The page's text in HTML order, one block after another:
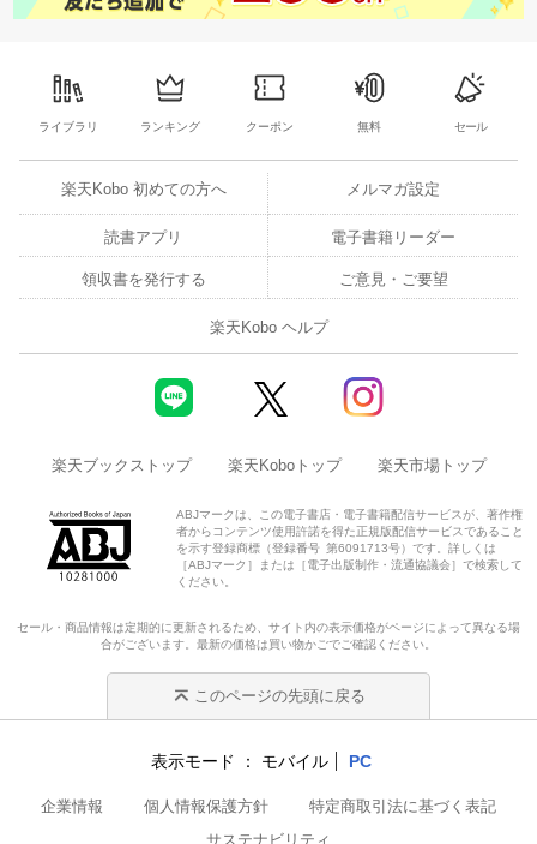
ライブラリ ランキング クーポン 無料 セール
楽天Kobo 初めての方へ メルマガ設定
読書アプリ 電子書籍リーダー
領収書を発行する ご意見・ご要望
楽天Kobo ヘルプ
楽天ブックストップ 楽天Koboトップ 楽天市場トップ
ABJマークは、この電子書店・電子書籍配信サービスが、著作権
者からコンテンツ使用許諾を得た正規版配信サービスであること
を示す登録商標（登録番号 第6091713号）です。詳しくは
［ABJマーク］または［電子出版制作・流通協議会］で検索して
ください。
セール・商品情報は定期的に更新されるため、サイト内の表示価格がページによって異なる場
合がございます。最新の価格は買い物かごでご確認ください。
このページの先頭に戻る
表示モード モバイル PC
企業情報 個人情報保護方針
特定商取引法に基づく表記
サステナビリティ